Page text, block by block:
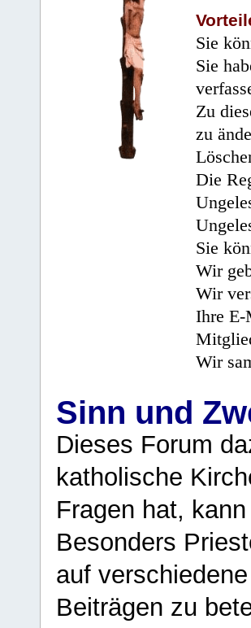
Sie
Sie
Zu
zu
Die
Sie
Wir
Wir
Ihre E-
Wir
Sinn und
Dieses Forum
katholische
Fragen hat,
Besonders
auf
Beiträgen zu